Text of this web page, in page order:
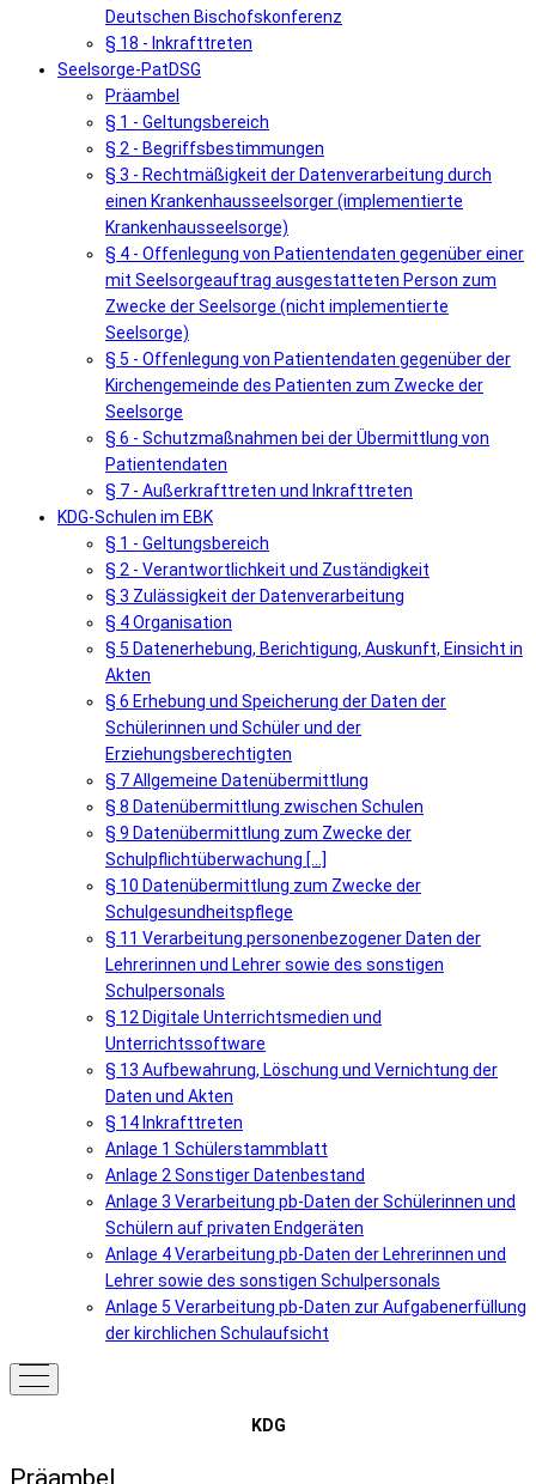
Deutschen Bischofskonferenz
§ 18 - Inkrafttreten
Seelsorge-PatDSG
Präambel
§ 1 - Geltungsbereich
§ 2 - Begriffsbestimmungen
§ 3 - Rechtmäßigkeit der Datenverarbeitung durch
einen Krankenhausseelsorger (implementierte
Krankenhausseelsorge)
§ 4 - Offenlegung von Patientendaten gegenüber einer
mit Seelsorgeauftrag ausgestatteten Person zum
Zwecke der Seelsorge (nicht implementierte
Seelsorge)
§ 5 - Offenlegung von Patientendaten gegenüber der
Kirchengemeinde des Patienten zum Zwecke der
Seelsorge
§ 6 - Schutzmaßnahmen bei der Übermittlung von
Patientendaten
§ 7 - Außerkrafttreten und Inkrafttreten
KDG-Schulen im EBK
§ 1 - Geltungsbereich
§ 2 - Verantwortlichkeit und Zuständigkeit
§ 3 Zulässigkeit der Datenverarbeitung
§ 4 Organisation
§ 5 Datenerhebung, Berichtigung, Auskunft, Einsicht in
Akten
§ 6 Erhebung und Speicherung der Daten der
Schülerinnen und Schüler und der
Erziehungsberechtigten
§ 7 Allgemeine Datenübermittlung
§ 8 Datenübermittlung zwischen Schulen
§ 9 Datenübermittlung zum Zwecke der
Schulpflichtüberwachung [...]
§ 10 Datenübermittlung zum Zwecke der
Schulgesundheitspflege
§ 11 Verarbeitung personenbezogener Daten der
Lehrerinnen und Lehrer sowie des sonstigen
Schulpersonals
§ 12 Digitale Unterrichtsmedien und
Unterrichtssoftware
§ 13 Aufbewahrung, Löschung und Vernichtung der
Daten und Akten
§ 14 Inkrafttreten
Anlage 1 Schülerstammblatt
Anlage 2 Sonstiger Datenbestand
Anlage 3 Verarbeitung pb-Daten der Schülerinnen und
Schülern auf privaten Endgeräten
Anlage 4 Verarbeitung pb-Daten der Lehrerinnen und
Lehrer sowie des sonstigen Schulpersonals
Anlage 5 Verarbeitung pb-Daten zur Aufgabenerfüllung
der kirchlichen Schulaufsicht
KDG